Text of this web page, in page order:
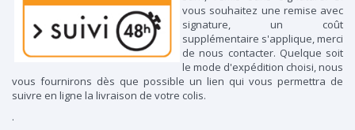
vous souhaitez une remise avec
signature, un coût
supplémentaire s'applique, merci
de nous contacter. Quelque soit
le mode d'expédition choisi, nous
vous fournirons dès que possible un lien qui vous permettra de
suivre en ligne la livraison de votre colis.
.